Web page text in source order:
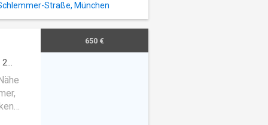
Straße, München
2
650 €